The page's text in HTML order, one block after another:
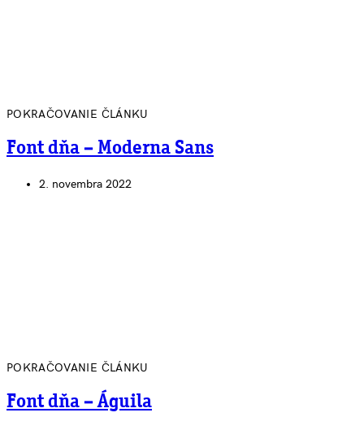
POKRAČOVANIE ČLÁNKU
Font dňa – Moderna Sans
2. novembra 2022
POKRAČOVANIE ČLÁNKU
Font dňa – Águila